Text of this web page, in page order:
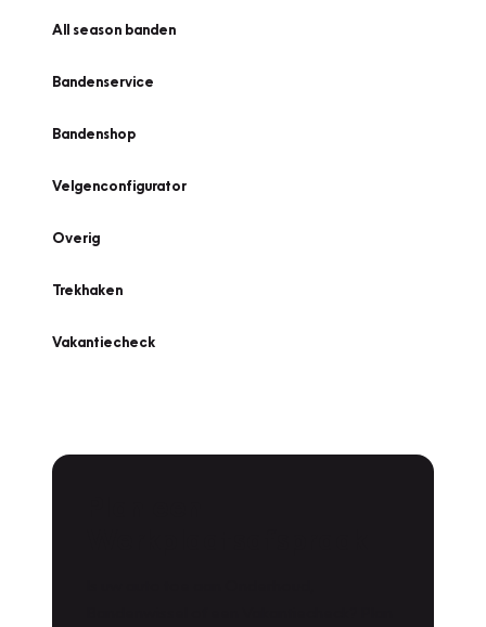
All season banden
Bandenservice
Bandenshop
Velgenconfigurator
Overig
Trekhaken
Vakantiecheck